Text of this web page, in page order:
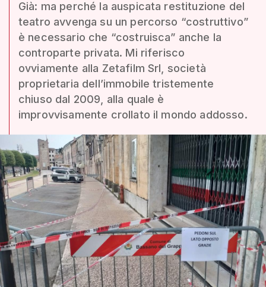
Già: ma perché la auspicata restituzione del
teatro avvenga su un percorso “costruttivo”
è necessario che “costruisca” anche la
controparte privata. Mi riferisco
ovviamente alla Zetafilm Srl, società
proprietaria dell’immobile tristemente
chiuso dal 2009, alla quale è
improvvisamente crollato il mondo addosso.